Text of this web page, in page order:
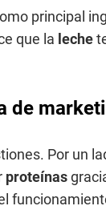
principal
que la leche
de
Por un
proteínas